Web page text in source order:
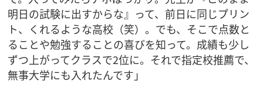
明日の試験に出すからな』って、前日に同じプリン
ト、くれるような高校（笑）。でも、そこで点数と
ることや勉強することの喜びを知って。成績も少し
ずつ上がってクラスで2位に。それで指定校推薦で、
無事大学にも入れたんです」